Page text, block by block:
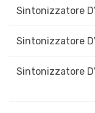
Sintonizzatore
Sintonizzatore
Sintonizzatore